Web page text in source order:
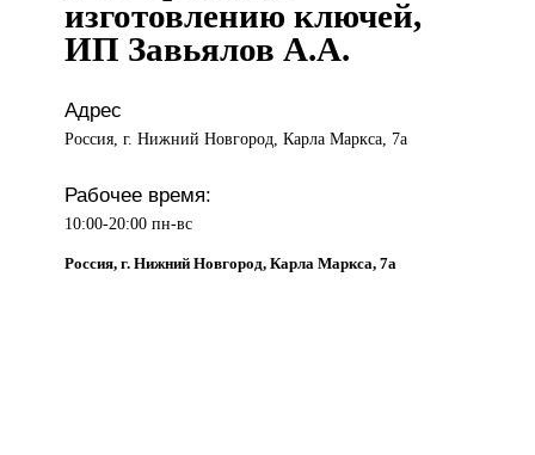
изготовлению ключей,
ИП Завьялов А.А.
Адрес
Россия, г. Нижний Новгород, Карла Маркса, 7а
Рабочее время:
10:00-20:00 пн-вс
Россия, г. Нижний Новгород, Карла Маркса, 7а